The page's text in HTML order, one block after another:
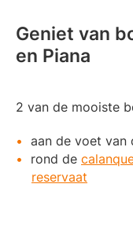
Geniet van
en Piana
2 van de mooiste
aan de voet van
rond de
reservaat